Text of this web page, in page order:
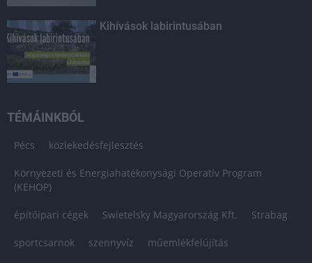
Kihívások labirintusában
TÉMÁINKBÓL
Pécs közlekedésfejlesztés
Környezeti és Energiahatékonysági Operatív Program
(KEHOP)
építőipari cégek Swietelsky Magyarország Kft. Strabag
sportcsarnok szennyvíz műemlékfelújítás